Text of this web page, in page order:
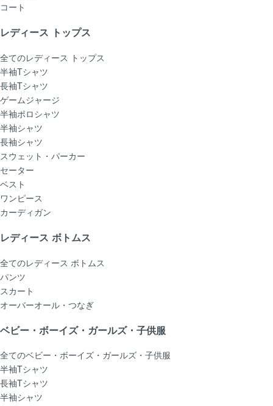
コート
レディース トップス
全てのレディース トップス
半袖Tシャツ
長袖Tシャツ
ゲームジャージ
半袖ポロシャツ
半袖シャツ
長袖シャツ
スウェット・パーカー
セーター
ベスト
ワンピース
カーディガン
レディース ボトムス
全てのレディース ボトムス
パンツ
スカート
オーバーオール・つなぎ
ベビー・ボーイズ・ガールズ・子供服
全てのベビー・ボーイズ・ガールズ・子供服
半袖Tシャツ
長袖Tシャツ
半袖シャツ